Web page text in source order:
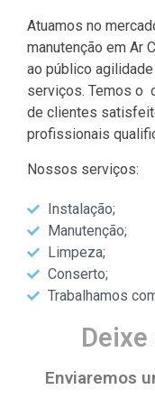
Atuamos no
manutenção em Ar
ao público
serviços. Temos o
de clientes
profissionais
Nossos serviços:
Instalação;
Manutenção;
Limpeza;
Conserto;
Trabalhamos
Enviaremos